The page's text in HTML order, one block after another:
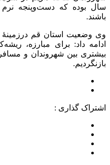
سال بوده که دست‌وپنجه
باشند.
وی وضعیت استان قم درزمینهٔ
ادامه داد: برای مبارزه،
بیشتری بین شهروندان و
بازنگردیم.
اشتراک گذاری :